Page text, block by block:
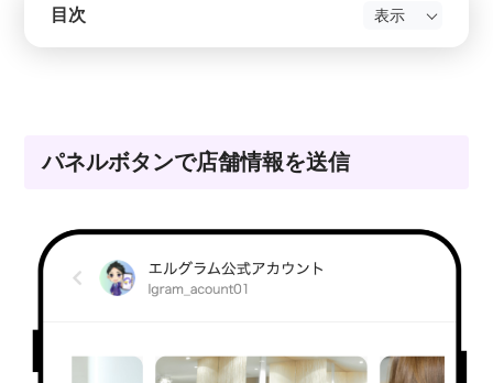
目次
パネルボタンで店舗情報を送信